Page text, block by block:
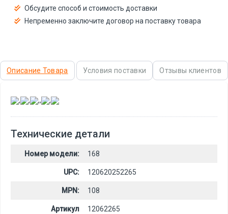
Обсудите способ и стоимость доставки
Непременно заключите договор на поставку товара
Описание Товара Условия поставки Отзывы клиентов
, , ,, ,
Технические детали
Номер модели: 168
UPC: 120620252265
MPN: 108
Артикул
12062265